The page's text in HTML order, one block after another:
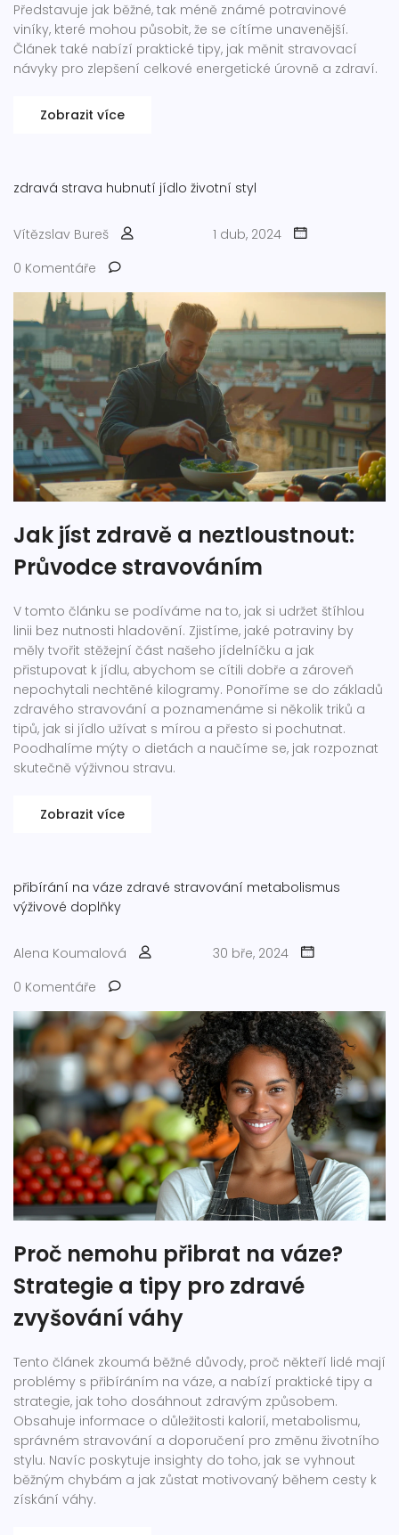
Představuje jak běžné, tak méně známé potravinové
viníky, které mohou působit, že se cítíme unavenější.
Článek také nabízí praktické tipy, jak měnit stravovací
návyky pro zlepšení celkové energetické úrovně a zdraví.
Zobrazit více
zdravá strava hubnutí jídlo životní styl
Vítězslav Bureš
1 dub, 2024
0 Komentáře
Jak jíst zdravě a neztloustnout:
Průvodce stravováním
V tomto článku se podíváme na to, jak si udržet štíhlou
linii bez nutnosti hladovění. Zjistíme, jaké potraviny by
měly tvořit stěžejní část našeho jídelníčku a jak
přistupovat k jídlu, abychom se cítili dobře a zároveň
nepochytali nechtěné kilogramy. Ponoříme se do základů
zdravého stravování a poznamenáme si několik triků a
tipů, jak si jídlo užívat s mírou a přesto si pochutnat.
Poodhalíme mýty o dietách a naučíme se, jak rozpoznat
skutečně výživnou stravu.
Zobrazit více
přibírání na váze zdravé stravování metabolismus
výživové doplňky
Alena Koumalová
30 bře, 2024
0 Komentáře
Proč nemohu přibrat na váze?
Strategie a tipy pro zdravé
zvyšování váhy
Tento článek zkoumá běžné důvody, proč někteří lidé mají
problémy s přibíráním na váze, a nabízí praktické tipy a
strategie, jak toho dosáhnout zdravým způsobem.
Obsahuje informace o důležitosti kalorií, metabolismu,
správném stravování a doporučení pro změnu životního
stylu. Navíc poskytuje insighty do toho, jak se vyhnout
běžným chybám a jak zůstat motivovaný během cesty k
získání váhy.